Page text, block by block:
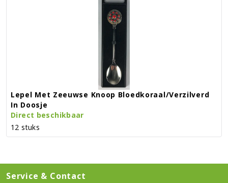
Lepel Met Zeeuwse Knoop Bloedkoraal/verzilverd
In Doosje
Direct beschikbaar
12 stuks
Service & Contact